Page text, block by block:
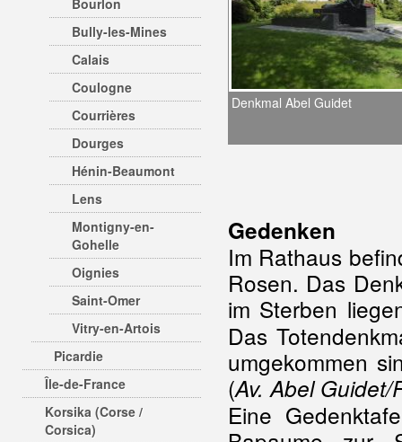
Bourlon
Bully-les-Mines
Calais
Coulogne
Courrières
Dourges
Hénin-Beaumont
Lens
Montigny-en-
Gohelle
Oignies
Saint-Omer
Vitry-en-Artois
Picardie
Île-de-France
Korsika (Corse /
Corsica)
Denkmal Abel Guidet
Gedenken
Im Rathaus
Rosen. Das
im Sterben
Das
umgekommen
(Av. Abel
Eine